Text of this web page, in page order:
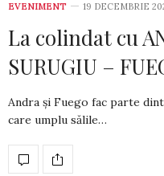
EVENIMENT 19 DECEMBRIE
La colindat cu
SURUGIU –
Andra și Fuego fac parte
care umplu sălile…